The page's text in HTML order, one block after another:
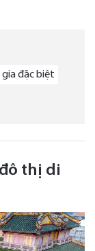
đặc biệt
thị di